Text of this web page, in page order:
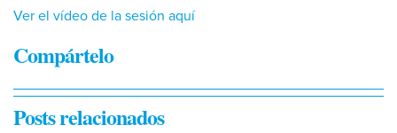
Ver el vídeo de la sesión aquí
Compártelo
Posts relacionados